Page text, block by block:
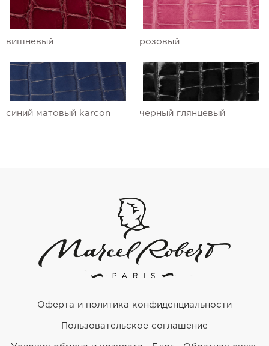
вишневый розовый
синий матовый karcon черный глянцевый
Оферта и политика конфиденциальности
Пользовательское соглашение